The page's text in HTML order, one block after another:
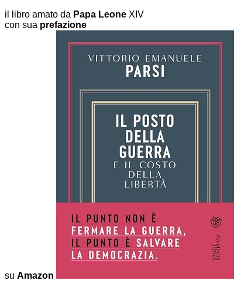
il libro amato da Papa Leone XIV
con sua prefazione
su Amazon